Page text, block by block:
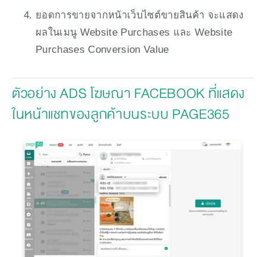
ยอดการขายจากหน้าเว็บไซต์ขายสินค้า จะแสดง
ผลในเมนู Website Purchases และ Website
Purchases Conversion Value
ตัวอย่าง ADS โฆษณา FACEBOOK ที่แสดง
ในหน้าแชทของลูกค้าบนระบบ PAGE365